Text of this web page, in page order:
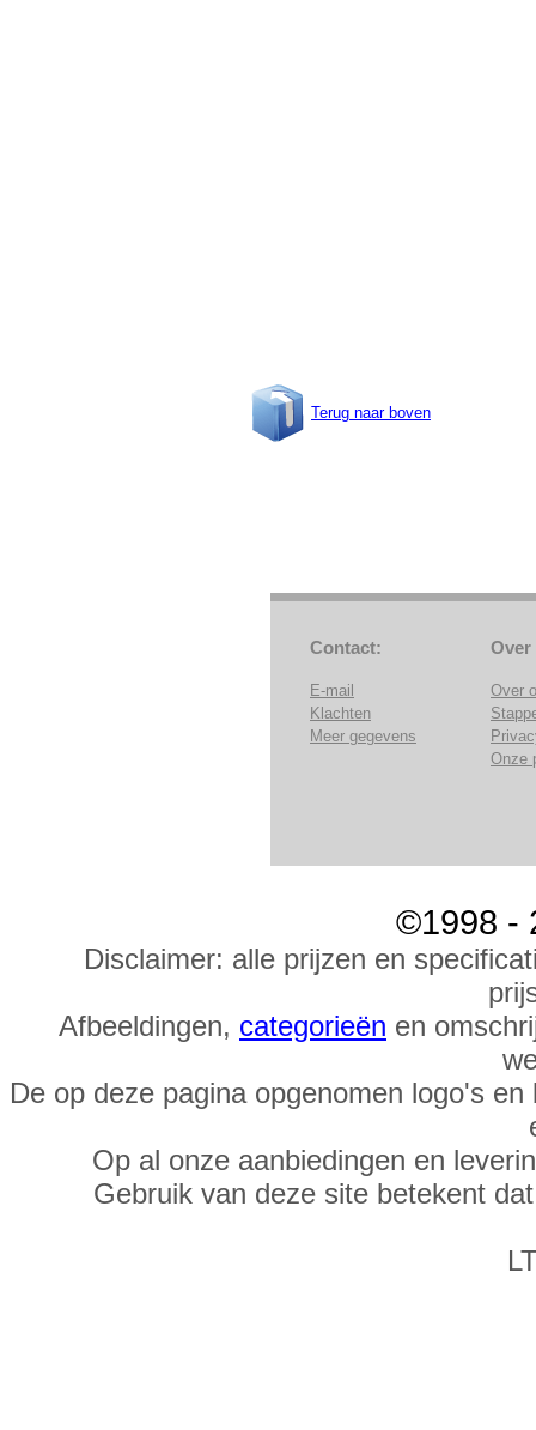
Terug naar boven
Contact:
E-mail
Klachten
Meer gegevens
Over
Over
Onze
©1998 -
Disclaimer: alle prijzen en
Afbeeldingen, categorieën en
De op deze pagina opgenomen logo's
Op al onze aanbiedingen en
Gebruik van deze site betekent